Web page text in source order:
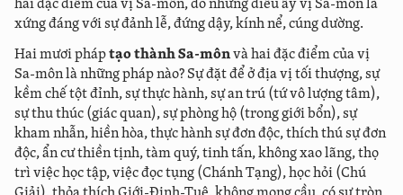
hai đặc điểm của vị Sa-môn, do những điều ấy vị Sa-môn là
xứng đáng với sự đảnh lễ, đứng dậy, kính nể, cúng dường.
Hai mươi pháptạo thành Sa-mônvà hai đặc điểm của vị
Sa-môn là những pháp nào? Sự đặt để ở địa vị tối thượng, sự
kềm chế tột đỉnh, sự thực hành, sự an trú (tứ vô lượng tâm),
sự thu thúc (giác quan), sự phòng hộ (trong giới bổn), sự
kham nhẫn, hiền hòa, thực hành sự đơn độc, thích thú sự đơn
độc, ẩn cư thiền tịnh, tàm quý, tinh tấn, không xao lãng, thọ
trì việc học tập, việc đọc tụng (Chánh Tạng), học hỏi (Chú